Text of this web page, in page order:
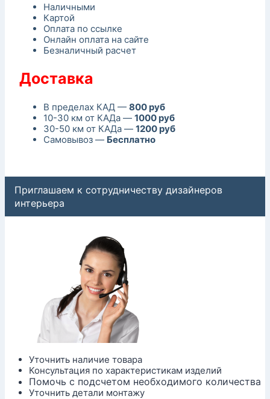
Наличными
Картой
Оплата по ссылке
Онлайн оплата на сайте
Безналичный расчет
Доставка
В пределах КАД — 800 руб
10-30 км от КАДа — 1000 руб
30-50 км от КАДа — 1200 руб
Самовывоз — Бесплатно
Приглашаем к сотрудничеству дизайнеров
интерьера
Уточнить наличие товара
Консультация по характеристикам изделий
Помочь с подсчетом необходимого количества
Уточнить детали монтажу